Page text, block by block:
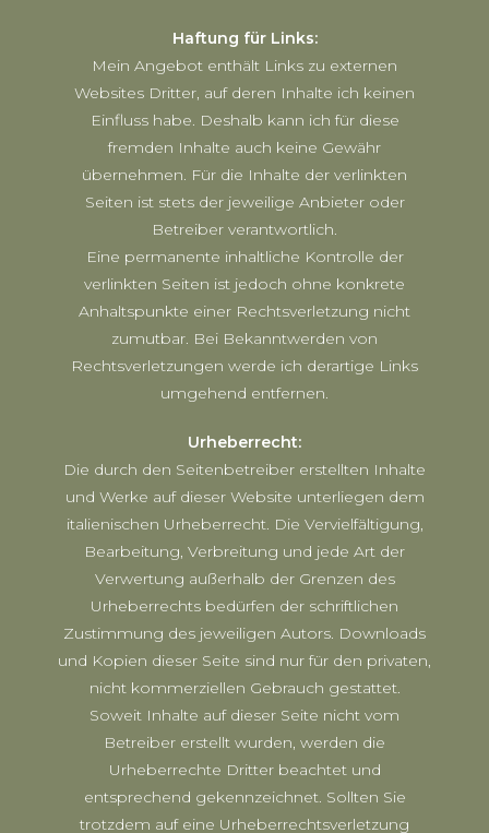
Haftung für Links:
Mein Angebot enthält Links zu externen
Websites Dritter, auf deren Inhalte ich keinen
Einfluss habe. Deshalb kann ich für diese
fremden Inhalte auch keine Gewähr
übernehmen. Für die Inhalte der verlinkten
Seiten ist stets der jeweilige Anbieter oder
Betreiber verantwortlich.
Eine permanente inhaltliche Kontrolle der
verlinkten Seiten ist jedoch ohne konkrete
Anhaltspunkte einer Rechtsverletzung nicht
zumutbar. Bei Bekanntwerden von
Rechtsverletzungen werde ich derartige Links
umgehend entfernen.
Urheberrecht:
Die durch den Seitenbetreiber erstellten Inhalte
und Werke auf dieser Website unterliegen dem
italienischen Urheberrecht. Die Vervielfältigung,
Bearbeitung, Verbreitung und jede Art der
Verwertung außerhalb der Grenzen des
Urheberrechts bedürfen der schriftlichen
Zustimmung des jeweiligen Autors. Downloads
und Kopien dieser Seite sind nur für den privaten,
nicht kommerziellen Gebrauch gestattet.
Soweit Inhalte auf dieser Seite nicht vom
Betreiber erstellt wurden, werden die
Urheberrechte Dritter beachtet und
entsprechend gekennzeichnet. Sollten Sie
trotzdem auf eine Urheberrechtsverletzung